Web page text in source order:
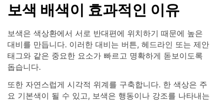
보색 배색이 효과적인 이유
보색은 색상환에서 서로 반대편에 위치하기 때문에 높은
대비를 만듭니다. 이러한 대비는 버튼, 헤드라인 또는 제안
태그와 같은 중요한 요소가 빠르고 명확하게 돋보이도록
돕습니다.
또한 자연스럽게 시각적 위계를 구축합니다. 한 색상은 주
요 기본색이 될 수 있고, 보색은 행동이나 강조를 나타내는